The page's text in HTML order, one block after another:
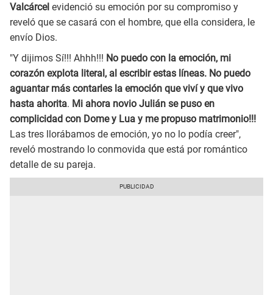
Valcárcel evidenció su emoción por su compromiso y
reveló que se casará con el hombre, que ella considera, le
envío Dios.
"Y dijimos Sí!!! Ahhh!!! No puedo con la emoción, mi
corazón explota literal, al escribir estas líneas. No puedo
aguantar más contarles la emoción que viví y que vivo
hasta ahorita. Mi ahora novio Julián se puso en
complicidad con Dome y Lua y me propuso matrimonio!!!
Las tres llorábamos de emoción, yo no lo podía creer",
reveló mostrando lo conmovida que está por romántico
detalle de su pareja.